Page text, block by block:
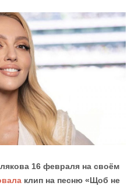
16 февраля на своём
клип на песню «Щоб не